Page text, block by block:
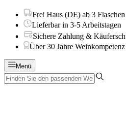
Frei Haus (DE) ab 3 Flaschen
Lieferbar in 3-5 Arbeitstagen
Sichere Zahlung &
Über 30 Jahre
Menü